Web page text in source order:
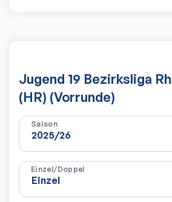
Jugend 19 Bezirksliga
(HR) (Vorrunde)
Saison
Einzel/Doppel